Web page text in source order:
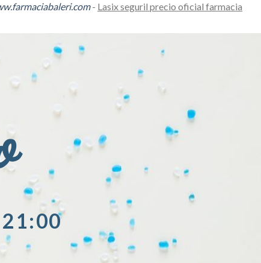
- Lasix seguril precio oficial farmacia
21:00